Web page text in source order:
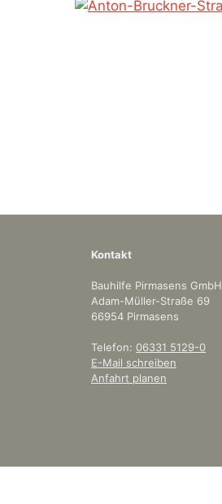
Kontakt
Bauhilfe Pirmasens GmbH
Adam-Müller-Straße 69
66954 Pirmasens
Telefon: 06331 5129-0
E-Mail schreiben
Anfahrt planen